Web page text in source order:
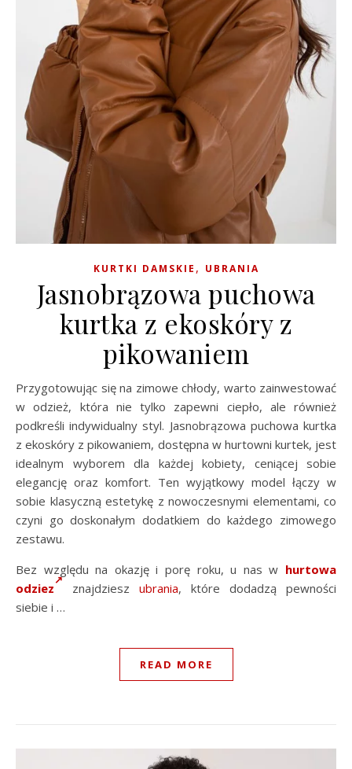
KURTKI DAMSKIE , UBRANIA
Jasnobrązowa puchowa
kurtka z ekoskóry z
pikowaniem
Przygotowując się na zimowe chłody, warto zainwestować
w odzież, która nie tylko zapewni ciepło, ale również
podkreśli indywidualny styl. Jasnobrązowa puchowa kurtka
z ekoskóry z pikowaniem, dostępna w hurtowni kurtek, jest
idealnym wyborem dla każdej kobiety, ceniącej sobie
elegancję oraz komfort. Ten wyjątkowy model łączy w
sobie klasyczną estetykę z nowoczesnymi elementami, co
czyni go doskonałym dodatkiem do każdego zimowego
zestawu.
Bez względu na okazję i porę roku, u nas w hurtowa
odziez
znajdziesz ubrania, które dodadzą pewności
siebie i …
READ MORE